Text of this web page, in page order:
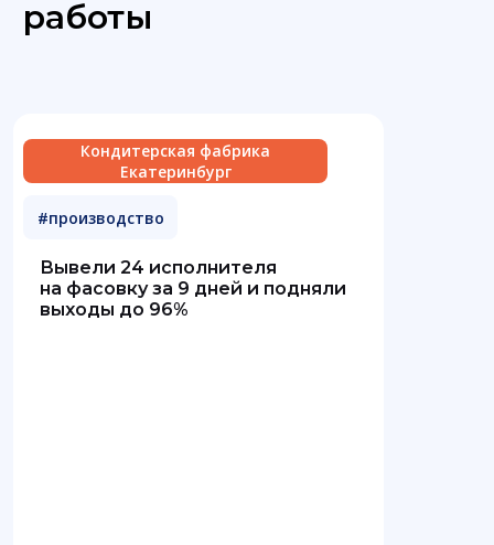
работы
Вывели 24 исполнителя
на фасовку за 9 дней и подняли
выходы до 96%
#производство
Кондитерская фабрика
Екатеринбург